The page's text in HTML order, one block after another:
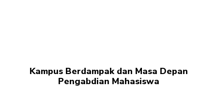
Kampus Berdampak dan Masa Depan
Pengabdian Mahasiswa